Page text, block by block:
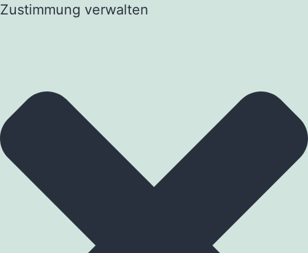
Zustimmung verwalten